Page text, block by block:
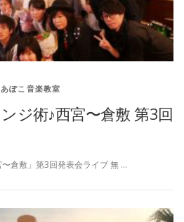
ぽこ音楽教室
ジ術♪西宮〜倉敷 第3回
〜倉敷」第3回発表会ライブ 無 …